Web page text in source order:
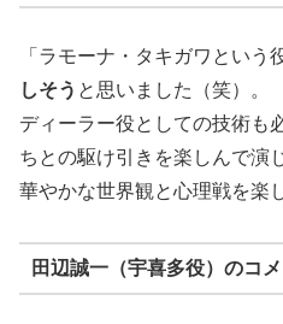
「ラモーナ・タキガワという
しそう と思いました（笑）。
ディーラー役としての技術も
ちとの駆け引きを楽しんで演
華やかな世界観と心理戦を楽
田辺誠一（宇喜多役）のコメ